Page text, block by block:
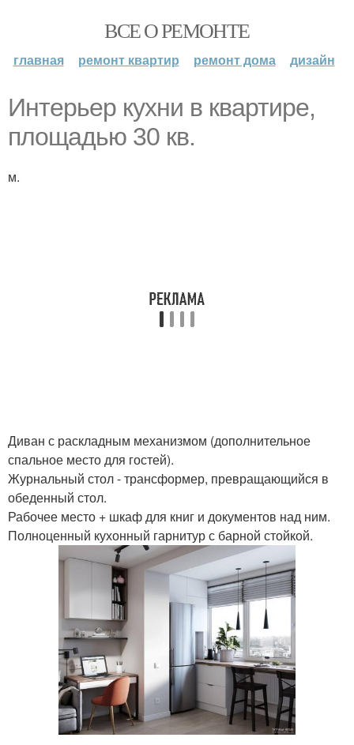
ВСЕ О РЕМОНТЕ
главная ремонт квартир ремонт дома дизайн
Интерьер кухни в квартире,
площадью 30 кв.
м.
Диван с раскладным механизмом (дополнительное
спальное место для гостей).
Журнальный стол - трансформер, превращающийся в
обеденный стол.
Рабочее место + шкаф для книг и документов над ним.
Полноценный кухонный гарнитур с барной стойкой.